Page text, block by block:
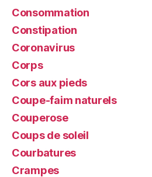
Consommation
Constipation
Coronavirus
Corps
Cors aux pieds
Coupe-faim naturels
Couperose
Coups de soleil
Courbatures
Crampes